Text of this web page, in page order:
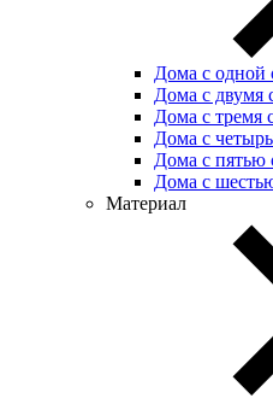
Дома с одной
Дома с двумя
Дома с тремя
Дома с
Дома с пятью
Дома с
Материал